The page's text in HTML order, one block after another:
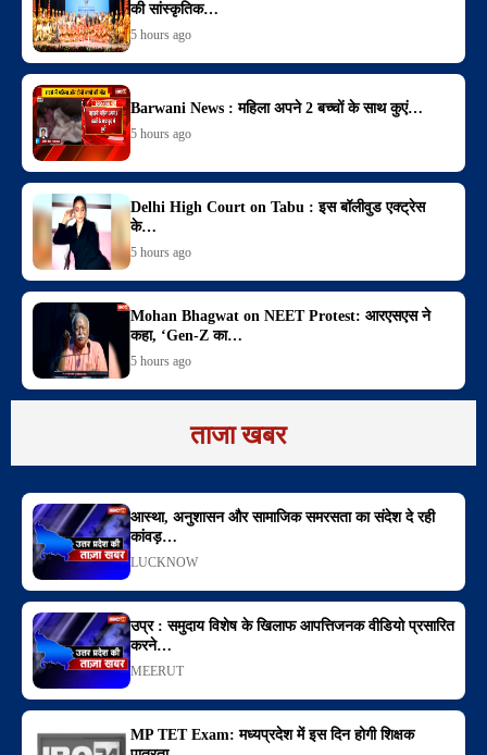
की सांस्कृतिक…
5 hours ago
Barwani News : महिला अपने 2 बच्चों के साथ कुएं…
5 hours ago
Delhi High Court on Tabu : इस बॉलीवुड एक्ट्रेस
के…
5 hours ago
Mohan Bhagwat on NEET Protest: आरएसएस ने
कहा, ‘Gen-Z का…
5 hours ago
ताजा खबर
आस्था, अनुशासन और सामाजिक समरसता का संदेश दे रही
कांवड़…
LUCKNOW
उप्र : समुदाय विशेष के खिलाफ आपत्तिजनक वीडियो प्रसारित
करने…
MEERUT
MP TET Exam: मध्यप्रदेश में इस दिन होगी शिक्षक